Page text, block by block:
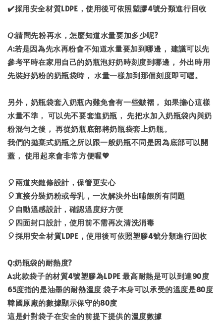
✔️採用安全材質LDPE，使用後可依照塑膠4號分類進行回收
𝘘:請問先粉再水，怎麼知道水量要加多少呢?
𝘈:若是因為先水再粉會不知道水量要加到哪邊， 建議可以先
參考平時在家用自己的奶瓶泡好奶時刻度到哪邊， 外出時用
先裝好奶粉的奶瓶袋時， 水量一樣加到那個刻度即可喔。
另外，奶瓶袋套入奶瓶內難免會有一些皺褶， 如果擔心這樣
水量不準， 可以先不要套進奶瓶， 先把水加入奶瓶袋內與奶
粉混勻之後， 再從奶瓶底部將奶瓶袋套上奶瓶。
我們的拋棄式奶瓶之所以跟一般奶瓶不同是因為底部可以開
蓋， 使用起來會非常方便喔💖
🎈兩道夾鏈條設計，保管更安心
🎈直接分裝奶粉或母乳，一次解決外出哺餵所有問題
🎈自動溫感設計，確認溫度好方便
🎈四面封口設計，使用前不需再次清洗消毒
🎈採用安全材質LDPE，使用後可依照塑膠4號分類進行回收
Q:奶瓶袋的耐熱度?
A:此款袋子的材質4號塑膠為LDPE 最高耐熱是可以到達90度
65度指的是油墨的耐熱溫度 袋子本身可以承受的溫度是80度
韓國原廠的數據顯示保守的80度
這是針對袋子在安全的前提下提供的溫度數據